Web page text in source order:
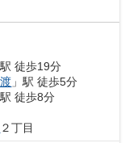
駅 徒歩19分
」駅 徒歩5分
駅 徒歩8分
２丁目